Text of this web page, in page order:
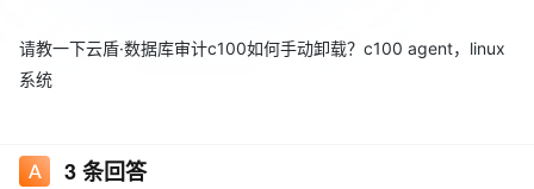
请教一下云盾·数据库审计c100如何手动卸载？c100 agent，linux
系统
3条回答